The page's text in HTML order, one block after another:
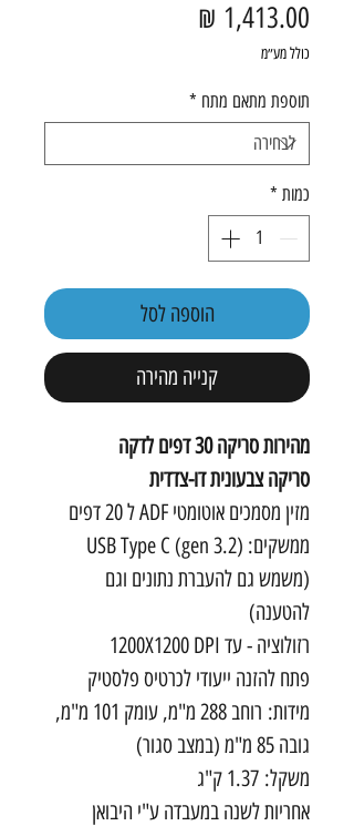
כולל מע״מ
תוספת מתאם מתח *
כמות *
הוספה לסל
קנייה מהירה
מהירות סריקה 30 דפים לדקה
סריקה צבעונית דו-צדדית
מזין מסמכים אוטומטי ADF ל 20 דפים
(משמש גם להעברת נתונים וגם
להטענה)
רזולוציה - עד 1200X1200 DPI
פתח להזנה ייעודי לכרטיס פלסטיק
מידות: רוחב 288 מ"מ, עומק 101 מ"מ,
גובה 85 מ"מ (במצב סגור)
משקל: 1.37 ק"ג
אחריות לשנה במעבדה ע"י היבואן